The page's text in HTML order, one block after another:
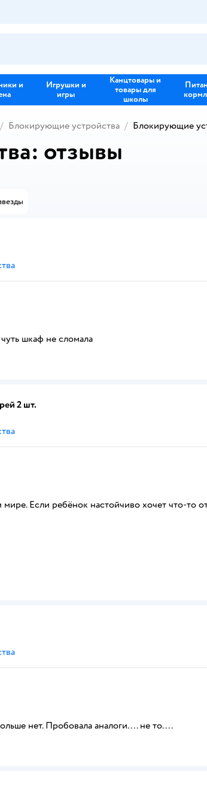
и
Игрушки и
игры
Канцтовары и
товары для
школы
Блокирующие устройства Блокирующие
отзывы
шкаф не сломала
2 шт.
Если ребёнок настойчиво хочет что-то
нет. Пробовала аналоги.... не то....